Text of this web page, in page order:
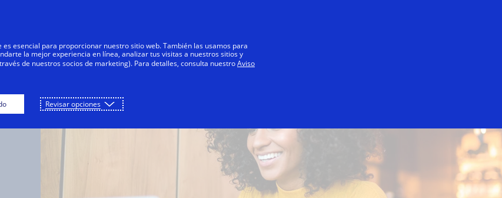
Negocios Innovadores Todos
esencial para proporcionar nuestro sitio web. También las usamos para
la mejor experiencia en línea, analizar tus visitas a nuestros sitios y
de nuestros socios de marketing). Para detalles, consulta nuestroAviso
Revisar opciones